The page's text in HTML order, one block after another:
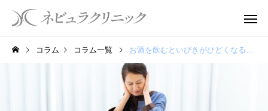
コラム コラム一覧 お酒を飲むといびきがひどくなるのはなぜ？アルコールといびきの危険な関係と対策